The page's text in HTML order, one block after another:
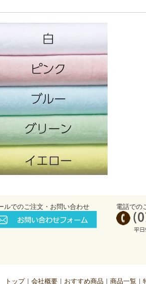
ルでのご注文・お問い合わせ 電話での
トップ 会社概要 おすすめ商品 商品一覧